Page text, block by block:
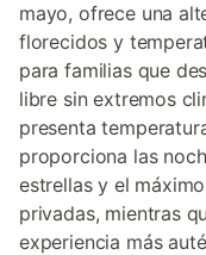
mayo, ofrece una
florecidos y
para familias que
libre sin extremos
presenta
proporciona las
estrellas y el
privadas, mientras
experiencia más